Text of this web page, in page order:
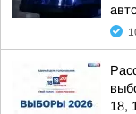
18,